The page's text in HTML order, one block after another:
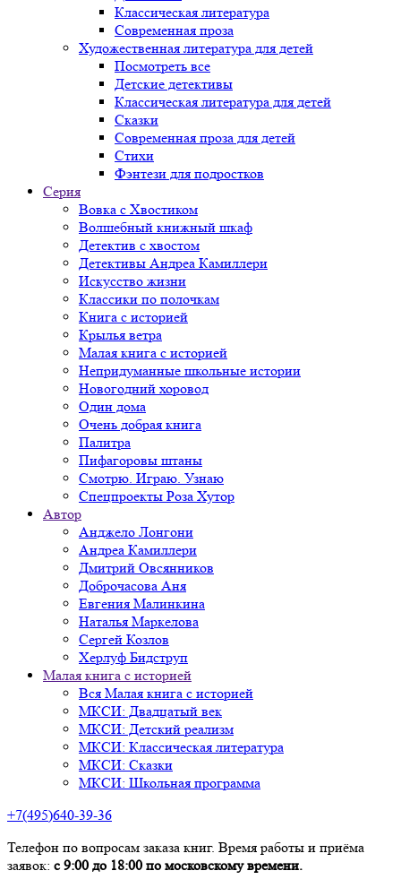
Классическая литература
Современная проза
Художественная литература для детей
Посмотреть все
Детские детективы
Классическая литература для детей
Сказки
Современная проза для детей
Стихи
Фэнтези для подростков
Серия
Вовка с Хвостиком
Волшебный книжный шкаф
Детектив с хвостом
Детективы Андреа Камиллери
Искусство жизни
Классики по полочкам
Книга с историей
Крылья ветра
Малая книга с историей
Непридуманные школьные истории
Новогодний хоровод
Один дома
Очень добрая книга
Палитра
Пифагоровы штаны
Смотрю. Играю. Узнаю
Спецпроекты Роза Хутор
Автор
Анджело Лонгони
Андреа Камиллери
Дмитрий Овсянников
Доброчасова Аня
Евгения Малинкина
Наталья Маркелова
Сергей Козлов
Херлуф Бидструп
Малая книга с историей
Вся Малая книга с историей
МКСИ: Двадцатый век
МКСИ: Детский реализм
МКСИ: Классическая литература
МКСИ: Сказки
МКСИ: Школьная программа
+7(495)640-39-36
Телефон по вопросам заказа книг. Время работы и приёма
заявок: с 9:00 до 18:00 по московскому времени.